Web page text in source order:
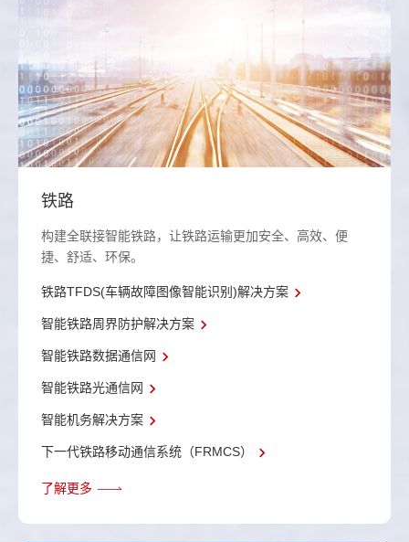
铁路
构建全联接智能铁路，让铁路运输更加安全、高效、便
捷、舒适、环保。
铁路TFDS(车辆故障图像智能识别)解决方案
智能铁路周界防护解决方案
智能铁路数据通信网
智能铁路光通信网
智能机务解决方案
下一代铁路移动通信系统（FRMCS）
了解更多